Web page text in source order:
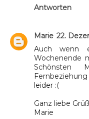
Antworten
Marie 22.
Auch wenn
Wochenende
Schönsten
leider :(
Ganz liebe
Marie